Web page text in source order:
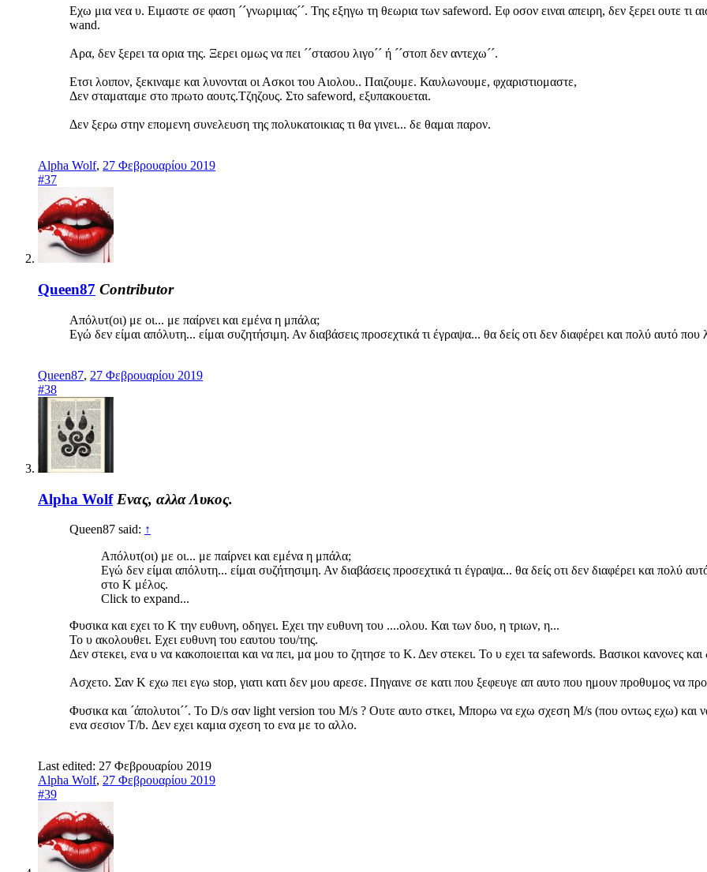
Εχω μια νεα υ. Ειμαστε σε φαση ´´γνωριμιας´´. Της εξηγω τη θεωρια των safeword. Εφ οσον ειναι απειρη, δεν ξερει ουτε τι
wand.
Αρα, δεν ξερει τα ορια της. Ξερει ομως να πει ´´στασου λιγο´´ ή ´´στοπ δεν αντεχω´´.
Ετσι λοιπον, ξεκιναμε και λυνονται οι Ασκοι του Αιολου.. Παιζουμε. Καυλωνουμε, φχαριστιομαστε,
Δεν σταματαμε στο πρωτο αουτς.Τζηζους. Στο safeword, εξυπακουεται.
Δεν ξερω στην επομενη συνελευση της πολυκατοικιας τι θα γινει... δε θαμαι παρον.
Alpha Wolf, 27 Φεβρουαρίου 2019
#37
Queen87 Contributor
Απόλυτ(οι) με οι... με παίρνει και εμένα η μπάλα;
Εγώ δεν είμαι απόλυτη... είμαι συζητήσιμη. Αν διαβάσεις προσεχτικά τι έγραψα... θα δείς οτι δεν διαφέρει και πολύ αυτό
Queen87, 27 Φεβρουαρίου 2019
#38
Alpha Wolf Ενας, αλλα Λυκος.
Queen87 said: ↑
Απόλυτ(οι) με οι... με παίρνει και εμένα η μπάλα;
Εγώ δεν είμαι απόλυτη... είμαι συζήτησιμη. Αν διαβάσεις προσεχτικά τι έγραψα... θα δείς οτι δεν διαφέρει και πολύ
στο Κ μέλος.
Click to expand...
Φυσικα και εχει το Κ την ευθυνη, οδηγει. Εχει την ευθυνη του ....ολου. Και των δυο, η τριων, η...
Το υ ακολουθει. Εχει ευθυνη του εαυτου του/της.
Δεν στεκει, ενα υ να κακοποιειται και να πει, μα μου το ζητησε το Κ. Δεν στεκει. Το υ εχει τα safewords. Βασικοι κανονες και
Ασχετο. Σαν Κ εχω πει εγω stop, γιατι κατι δεν μου αρεσε. Πηγαινε σε κατι που ξεφευγε απ αυτο που ημουν προθυμος να
Φυσικα και ´άπολυτοι´´. Το D/s σαν light version του Μ/s ? Ουτε αυτο στκει, Μπορω να εχω σχεση Μ/s (που οντως εχω) και
ενα σεσιον T/b. Δεν εχει καμια σχεση το ενα με το αλλο.
Last edited: 27 Φεβρουαρίου 2019
Alpha Wolf, 27 Φεβρουαρίου 2019
#39